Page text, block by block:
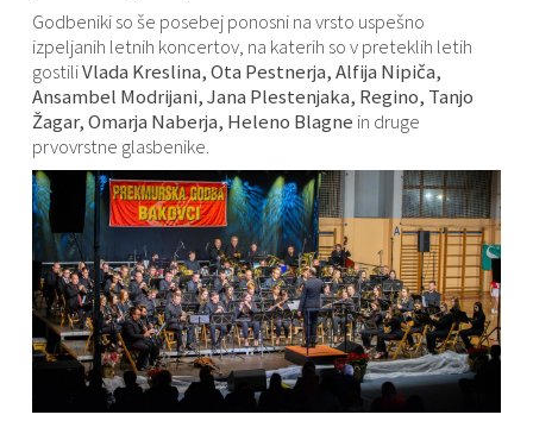
Godbeniki so še posebej ponosni na vrsto uspešno
izpeljanih letnih koncertov, na katerih so v preteklih letih
gostiliVlada Kreslina, Ota Pestnerja, Alfija Nipiča,
Ansambel Modrijani, Jana Plestenjaka, Regino, Tanjo
Žagar, Omarja Naberja, Heleno Blagne in druge
prvovrstne glasbenike.